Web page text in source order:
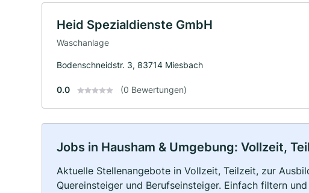
Heid Spezialdienste GmbH
Waschanlage
Bodenschneidstr. 3, 83714 Miesbach
0.0 (0 Bewertungen)
Jobs in Hausham & Umgebung: Vollzeit,
Aktuelle Stellenangebote in Vollzeit, Teilzeit, zur
Quereinsteiger und Berufseinsteiger. Einfach filtern